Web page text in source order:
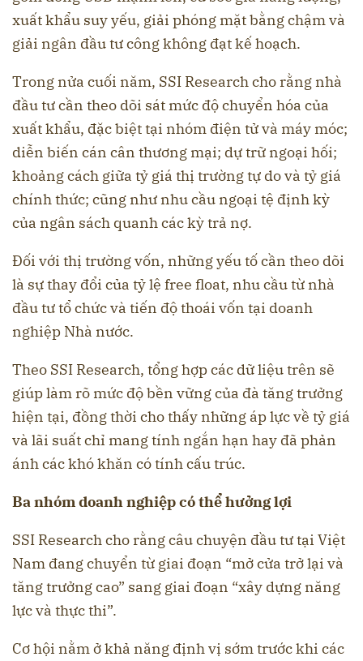
xuất khẩu suy yếu, giải phóng mặt bằng chậm và
giải ngân đầu tư công không đạt kế hoạch.
Trong nửa cuối năm, SSI Research cho rằng nhà
đầu tư cần theo dõi sát mức độ chuyển hóa của
xuất khẩu, đặc biệt tại nhóm điện tử và máy móc;
diễn biến cán cân thương mại; dự trữ ngoại hối;
khoảng cách giữa tỷ giá thị trường tự do và tỷ giá
chính thức; cũng như nhu cầu ngoại tệ định kỳ
của ngân sách quanh các kỳ trả nợ.
Đối với thị trường vốn, những yếu tố cần theo dõi
là sự thay đổi của tỷ lệ free float, nhu cầu từ nhà
đầu tư tổ chức và tiến độ thoái vốn tại doanh
nghiệp Nhà nước.
Theo SSI Research, tổng hợp các dữ liệu trên sẽ
giúp làm rõ mức độ bền vững của đà tăng trưởng
hiện tại, đồng thời cho thấy những áp lực về tỷ giá
và lãi suất chỉ mang tính ngắn hạn hay đã phản
ánh các khó khăn có tính cấu trúc.
Ba nhóm doanh nghiệp có thể hưởng lợi
SSI Research cho rằng câu chuyện đầu tư tại Việt
Nam đang chuyển từ giai đoạn “mở cửa trở lại và
tăng trưởng cao” sang giai đoạn “xây dựng năng
lực và thực thi”.
Cơ hội nằm ở khả năng định vị sớm trước khi các